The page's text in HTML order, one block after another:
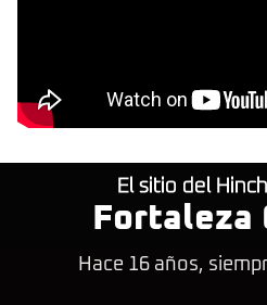
El sitio del
Fortaleza
Hace 16 años,